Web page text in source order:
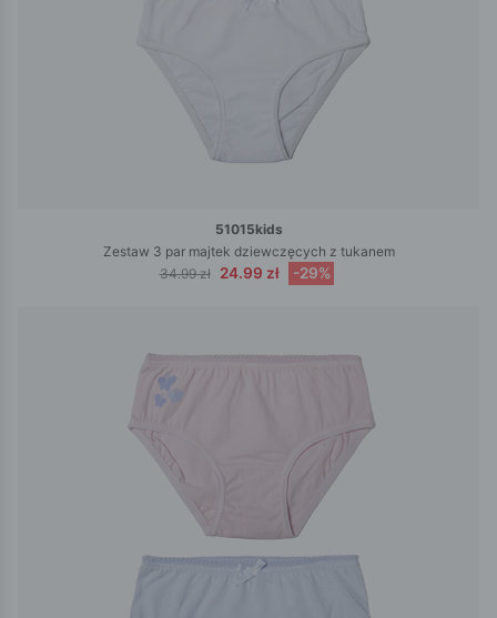
51015kids
Zestaw 3 par majtek dziewczęcych z tukanem
34.99 zł
24.99 zł -29%